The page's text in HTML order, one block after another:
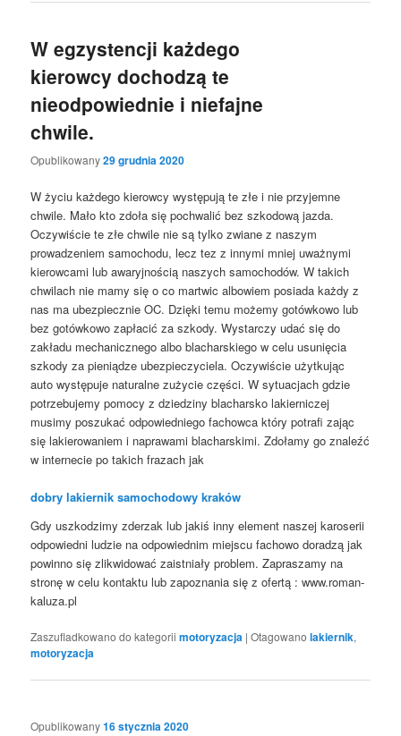
W egzystencji każdego
kierowcy dochodzą te
nieodpowiednie i niefajne
chwile.
Opublikowany29 grudnia 2020
W życiu każdego kierowcy występują te złe i nie przyjemne
chwile. Mało kto zdoła się pochwalić bez szkodową jazda.
Oczywiście te złe chwile nie są tylko zwiane z naszym
prowadzeniem samochodu, lecz tez z innymi mniej uważnymi
kierowcami lub awaryjnością naszych samochodów. W takich
chwilach nie mamy się o co martwic albowiem posiada każdy z
nas ma ubezpiecznie OC. Dzięki temu możemy gotówkowo lub
bez gotówkowo zapłacić za szkody. Wystarczy udać się do
zakładu mechanicznego albo blacharskiego w celu usunięcia
szkody za pieniądze ubezpieczyciela. Oczywiście użytkując
auto występuje naturalne zużycie części. W sytuacjach gdzie
potrzebujemy pomocy z dziedziny blacharsko lakierniczej
musimy poszukać odpowiedniego fachowca który potrafi zając
się lakierowaniem i naprawami blacharskimi. Zdołamy go znaleźć
w internecie po takich frazach jak
dobry lakiernik samochodowy kraków
Gdy uszkodzimy zderzak lub jakiś inny element naszej karoserii
odpowiedni ludzie na odpowiednim miejscu fachowo doradzą jak
powinno się zlikwidować zaistniały problem. Zapraszamy na
stronę w celu kontaktu lub zapoznania się z ofertą : www.roman-
kaluza.pl
Zaszufladkowano do kategorii motoryzacja |Otagowano lakiernik,
motoryzacja
Opublikowany16 stycznia 2020